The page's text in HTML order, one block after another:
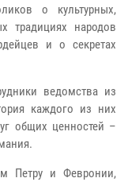
о культурных,
традициях народов
и о секретах
ведомства из
каждого из них
общих ценностей –
Петру и Февронии,